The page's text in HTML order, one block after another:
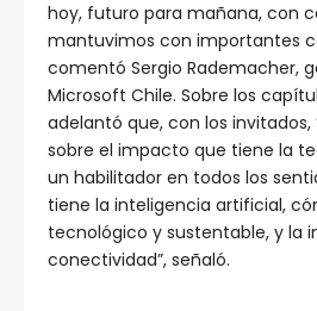
hoy, futuro para mañana, con
mantuvimos con importantes
comentó Sergio Rademacher,
Microsoft Chile. Sobre los
adelantó que, con los invitados,
sobre el impacto que tiene la
un habilitador en todos los
tiene la inteligencia artificial,
tecnológico y sustentable, y la
conectividad”, señaló.